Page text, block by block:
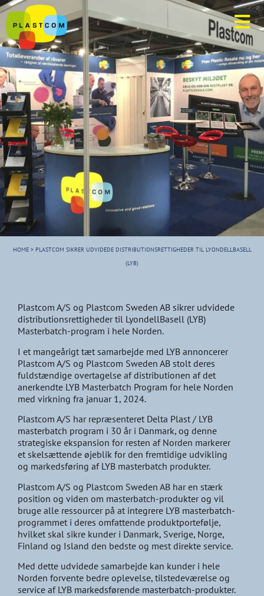
HOME> PLASTCOM SIKRER UDVIDEDE DISTRIBUTIONSRETTIGHEDER TIL LYONDELLBASELL
(LYB)
Plastcom A/S og Plastcom Sweden AB sikrer udvidede
distributionsrettigheder til LyondellBasell (LYB)
Masterbatch-program i hele Norden.
I et mangeårigt tæt samarbejde med LYB annoncerer
Plastcom A/S og Plastcom Sweden AB stolt deres
fuldstændige overtagelse af distributionen af det
anerkendte LYB Masterbatch Program for hele Norden
med virkning fra januar 1, 2024.
Plastcom A/S har repræsenteret Delta Plast / LYB
masterbatch program i 30 år i Danmark, og denne
strategiske ekspansion for resten af Norden markerer
et skelsættende øjeblik for den fremtidige udvikling
og markedsføring af LYB masterbatch produkter.
Plastcom A/S og Plastcom Sweden AB har en stærk
position og viden om masterbatch-produkter og vil
bruge alle ressourcer på at integrere LYB masterbatch-
programmet i deres omfattende produktportefølje,
hvilket skal sikre kunder i Danmark, Sverige, Norge,
Finland og Island den bedste og mest direkte service.
Med dette udvidede samarbejde kan kunder i hele
Norden forvente bedre oplevelse, tilstedeværelse og
service af LYB markedsførende masterbatch-produkter.